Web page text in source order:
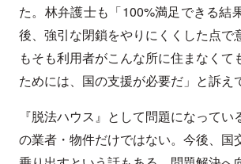
た。林弁護士も「100%満足できる結
後、強引な閉鎖をやりにくくした点で
もそも利用者がこんな所に住まなくて
ためには、国の支援が必要だ」と訴え
『脱法ハウス』として問題になってい
の業者・物件だけではない。今後、国